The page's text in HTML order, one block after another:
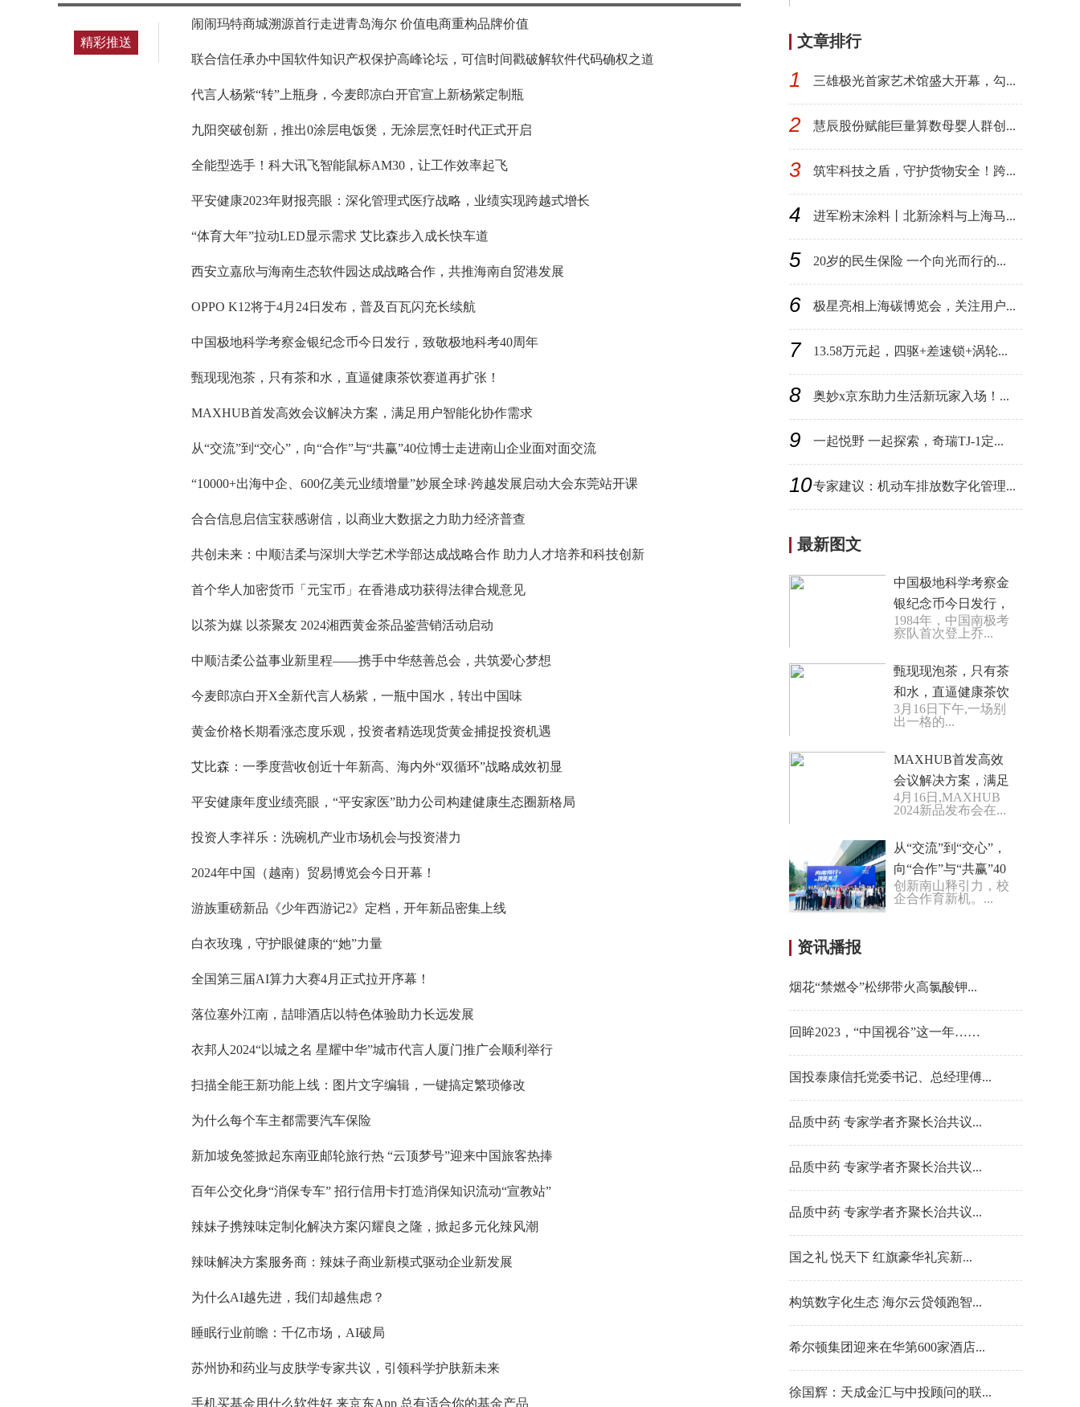
精彩推送
闹闹玛特商城溯源首行走进青岛海尔 价值电商重构品牌价值
联合信任承办中国软件知识产权保护高峰论坛，可信时间戳破解软件代码确权之道
代言人杨紫“转”上瓶身，今麦郎凉白开官宣上新杨紫定制瓶
九阳突破创新，推出0涂层电饭煲，无涂层烹饪时代正式开启
全能型选手！科大讯飞智能鼠标AM30，让工作效率起飞
平安健康2023年财报亮眼：深化管理式医疗战略，业绩实现跨越式增长
“体育大年”拉动LED显示需求 艾比森步入成长快车道
西安立嘉欣与海南生态软件园达成战略合作，共推海南自贸港发展
OPPO K12将于4月24日发布，普及百瓦闪充长续航
中国极地科学考察金银纪念币今日发行，致敬极地科考40周年
甄现现泡茶，只有茶和水，直逼健康茶饮赛道再扩张！
MAXHUB首发高效会议解决方案，满足用户智能化协作需求
从“交流”到“交心”，向“合作”与“共赢”40位博士走进南山企业面对面交流
“10000+出海中企、600亿美元业绩增量”妙展全球·跨越发展启动大会东莞站开课
合合信息启信宝获感谢信，以商业大数据之力助力经济普查
共创未来：中顺洁柔与深圳大学艺术学部达成战略合作 助力人才培养和科技创新
首个华人加密货币「元宝币」在香港成功获得法律合规意见
以茶为媒 以茶聚友 2024湘西黄金茶品鉴营销活动启动
中顺洁柔公益事业新里程——携手中华慈善总会，共筑爱心梦想
今麦郎凉白开X全新代言人杨紫，一瓶中国水，转出中国味
黄金价格长期看涨态度乐观，投资者精选现货黄金捕捉投资机遇
艾比森：一季度营收创近十年新高、海内外“双循环”战略成效初显
平安健康年度业绩亮眼，“平安家医”助力公司构建健康生态圈新格局
投资人李祥乐：洗碗机产业市场机会与投资潜力
2024年中国（越南）贸易博览会今日开幕！
游族重磅新品《少年西游记2》定档，开年新品密集上线
白衣玫瑰，守护眼健康的“她”力量
全国第三届AI算力大赛4月正式拉开序幕！
落位塞外江南，喆啡酒店以特色体验助力长远发展
衣邦人2024“以城之名 星耀中华”城市代言人厦门推广会顺利举行
扫描全能王新功能上线：图片文字编辑，一键搞定繁琐修改
为什么每个车主都需要汽车保险
新加坡免签掀起东南亚邮轮旅行热 “云顶梦号”迎来中国旅客热捧
百年公交化身“消保专车” 招行信用卡打造消保知识流动“宣教站”
辣妹子携辣味定制化解决方案闪耀良之隆，掀起多元化辣风潮
辣味解决方案服务商：辣妹子商业新模式驱动企业新发展
为什么AI越先进，我们却越焦虑？
睡眠行业前瞻：千亿市场，AI破局
苏州协和药业与皮肤学专家共议，引领科学护肤新未来
手机买基金用什么软件好 来京东App 总有适合你的基金产品
文章排行
1 三雄极光首家艺术馆盛大开幕，勾...
2 慧辰股份赋能巨量算数母婴人群创...
3 筑牢科技之盾，守护货物安全！跨...
4 进军粉末涂料丨北新涂料与上海马...
5 20岁的民生保险 一个向光而行的...
6 极星亮相上海碳博览会，关注用户...
7 13.58万元起，四驱+差速锁+涡轮...
8 奥妙x京东助力生活新玩家入场！...
9 一起悦野 一起探索，奇瑞TJ-1定...
10专家建议：机动车排放数字化管理...
最新图文
中国极地科学考察金
银纪念币今日发行，
致敬极地科考40周年
1984年，中国南极考
察队首次登上乔...
甄现现泡茶，只有茶
和水，直逼健康茶饮
赛道再扩张！
3月16日下午,一场别
出一格的...
MAXHUB首发高效
会议解决方案，满足
用户智能化协作需求
4月16日,MAXHUB
2024新品发布会在...
从“交流”到“交心”，
向“合作”与“共赢”40
位博士走进南山企业
创新南山释引力，校
企合作育新机。...
资讯播报
烟花“禁燃令”松绑带火高氯酸钾...
​回眸2023，“中国视谷”这一年……
国投泰康信托党委书记、总经理傅...
品质中药 专家学者齐聚长治共议...
品质中药 专家学者齐聚长治共议...
品质中药 专家学者齐聚长治共议...
国之礼 悦天下 红旗豪华礼宾新...
构筑数字化生态 海尔云贷领跑智...
希尔顿集团迎来在华第600家酒店...
徐国辉：天成金汇与中投顾问的联...